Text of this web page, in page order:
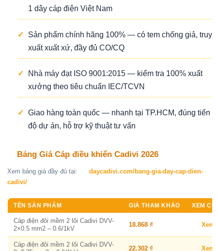
1 dây cáp điện Việt Nam
✓
Sản phẩm chính hãng 100% — có tem chống giả, truy
xuất xuất xứ, đầy đủ CO/CQ
✓
Nhà máy đạt ISO 9001:2015 — kiểm tra 100% xuất
xưởng theo tiêu chuẩn IEC/TCVN
✓ Giao hàng toàn quốc — nhanh tại TP.HCM, đúng tiến
độ dự án, hỗ trợ kỹ thuật tư vấn
Bảng Giá Cáp điều khiển Cadivi 2026
Xem bảng giá đầy đủ tại:
daycadivi.com/bang-gia-day-cap-dien-
cadivi/
TÊN SẢN PHẨM GIÁ THAM KHẢO XEM
Cáp điện đôi mềm 2 lõi Cadivi DVV-
2×0.5 mm2 – 0.6/1kV
18.868 ₫
Cáp điện đôi mềm 2 lõi Cadivi DVV-
22.302 ₫